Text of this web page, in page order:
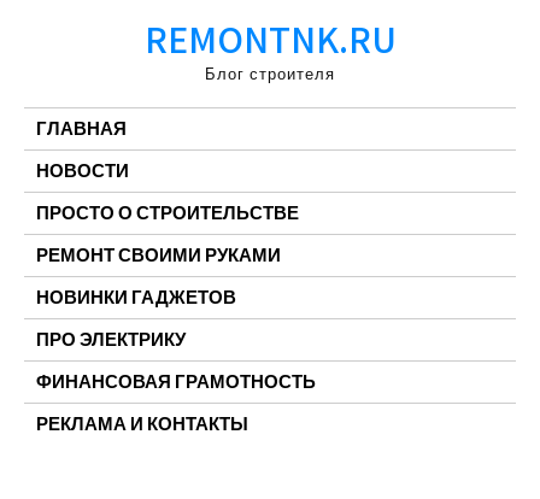
REMONTNK.RU
Блог строителя
ГЛАВНАЯ
НОВОСТИ
ПРОСТО О СТРОИТЕЛЬСТВЕ
РЕМОНТ СВОИМИ РУКАМИ
НОВИНКИ ГАДЖЕТОВ
ПРО ЭЛЕКТРИКУ
ФИНАНСОВАЯ ГРАМОТНОСТЬ
РЕКЛАМА И КОНТАКТЫ